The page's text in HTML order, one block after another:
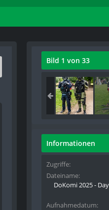
Bild 1 von 33
Informationen
Zugriffe
Dateiname
DoKomi 2025 -
Aufnahmedatum